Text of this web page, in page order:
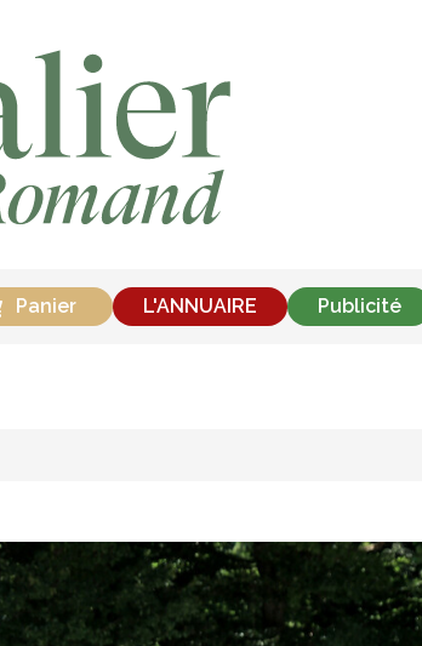
Panier L'ANNUAIRE Publicité